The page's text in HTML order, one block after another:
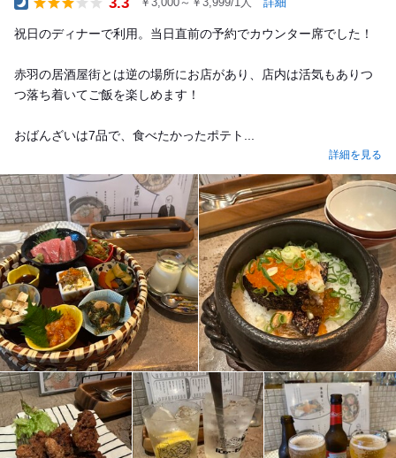
祝日のディナーで利用。当日直前の予約でカウンター席でした！
赤羽の居酒屋街とは逆の場所にお店があり、店内は活気もありつ
つ落ち着いてご飯を楽しめます！
おばんざいは7品で、食べたかったポテト...
詳細を見る